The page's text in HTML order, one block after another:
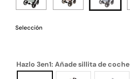
Selección
Hazlo 3en1: Añade sillita de coche